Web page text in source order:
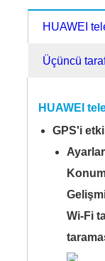
HUAWEI
Üçüncü
HUAWEI
GPS'i
Ayarlar
Wi-Fi